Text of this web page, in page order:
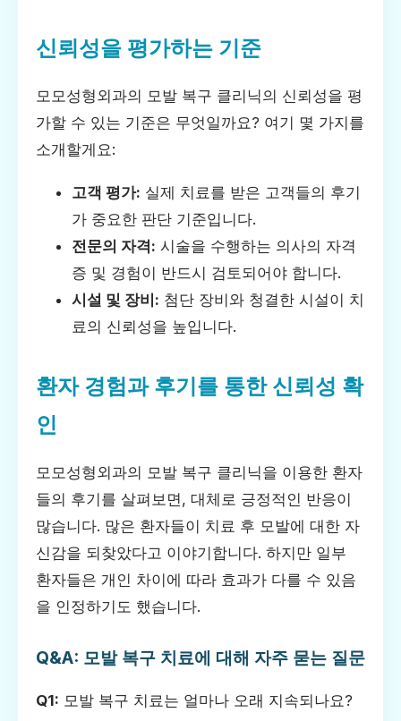
신뢰성을 평가하는 기준
모모성형외과의 모발 복구 클리닉의 신뢰성을 평
가할 수 있는 기준은 무엇일까요? 여기 몇 가지를
소개할게요:
고객 평가: 실제 치료를 받은 고객들의 후기
가 중요한 판단 기준입니다.
전문의 자격: 시술을 수행하는 의사의 자격
증 및 경험이 반드시 검토되어야 합니다.
시설 및 장비: 첨단 장비와 청결한 시설이 치
료의 신뢰성을 높입니다.
환자 경험과 후기를 통한 신뢰성 확
인
모모성형외과의 모발 복구 클리닉을 이용한 환자
들의 후기를 살펴보면, 대체로 긍정적인 반응이
많습니다. 많은 환자들이 치료 후 모발에 대한 자
신감을 되찾았다고 이야기합니다. 하지만 일부
환자들은 개인 차이에 따라 효과가 다를 수 있음
을 인정하기도 했습니다.
Q&A: 모발 복구 치료에 대해 자주 묻는 질문
Q1: 모발 복구 치료는 얼마나 오래 지속되나요?